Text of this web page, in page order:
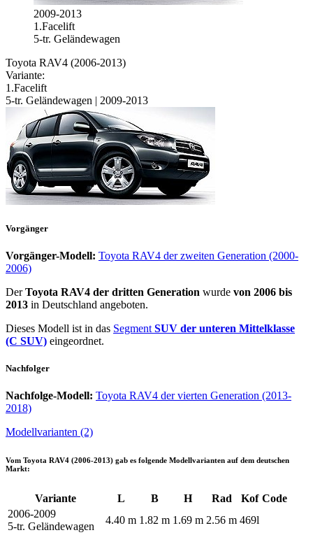
2009-2013
1.Facelift
5-tr. Geländewagen
Toyota RAV4 (2006-2013)
Variante:
1.Facelift
5-tr. Geländewagen | 2009-2013
Vorgänger
Vorgänger-Modell: Toyota RAV4 der zweiten Generation (2000-
2006)
DerToyota RAV4 der dritten Generation wurde von 2006 bis
2013 in Deutschland angeboten.
Dieses Modell ist in das Segment SUV der unteren Mittelklasse
(C SUV) eingeordnet.
Nachfolger
Nachfolge-Modell: Toyota RAV4 der vierten Generation (2013-
2018)
Modellvarianten (2)
Vom Toyota RAV4 (2006-2013) gab es folgende Modellvarianten auf dem deutschen
Markt:
Variante L B H Rad Kof Code
2006-2009
5-tr. Geländewagen
4.40 m 1.82 m 1.69 m 2.56 m 469l